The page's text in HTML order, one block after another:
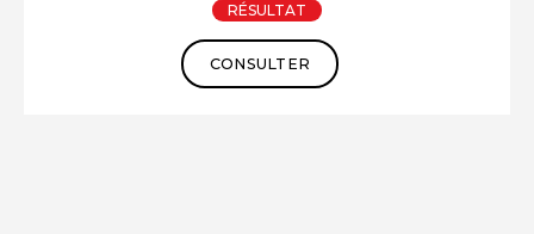
RÉSULTAT
CONSULTER